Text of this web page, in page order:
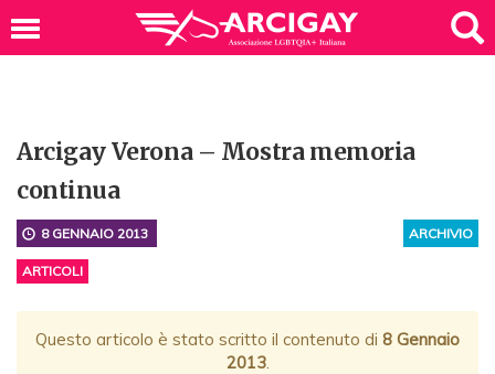
Arcigay Verona – Mostra memoria
continua
ARCHIVIO
8 GENNAIO 2013
ARTICOLI
Questo articolo è stato scritto il contenuto di 8 Gennaio
2013.